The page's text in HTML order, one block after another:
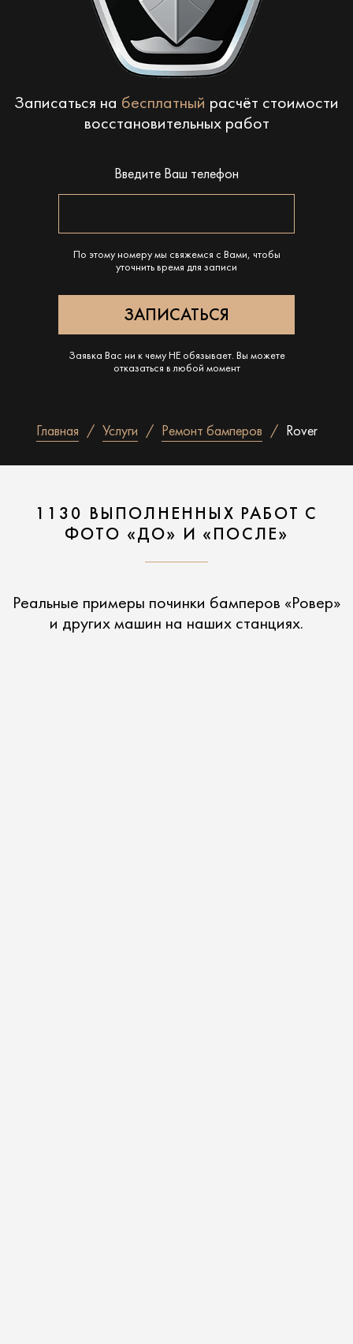
Записаться на бесплатный расчёт стоимости
восстановительных работ
Введите Ваш телефон
По этому номеру мы свяжемся с Вами, чтобы
уточнить время для записи
Заявка Вас ни к чему НЕ обязывает. Вы можете
отказаться в любой момент
Главная Услуги Ремонт бамперов Rover
1130 ВЫПОЛНЕННЫХ РАБОТ С
ФОТО «ДО» И «ПОСЛЕ»
Реальные примеры починки бамперов «Ровер»
и других машин на наших станциях.